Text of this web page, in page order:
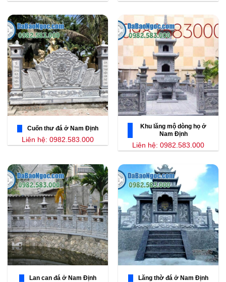
Cuốn thư đá ở Nam Định
Liên hệ: 0982.583.000
Khu lăng mộ dòng họ ở
Nam Định
Liên hệ: 0982.583.000
Lan can đá ở Nam Định Lăng thờ đá ở Nam Định